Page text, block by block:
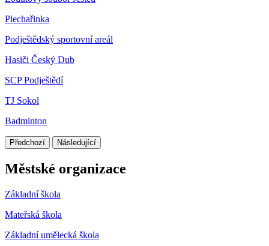
Plechařinka
Podještědský sportovní areál
Hasiči Český Dub
SCP Podještědí
TJ Sokol
Badminton
Předchozí Následující
Městské organizace
Základní škola
Mateřská škola
Základní umělecká škola